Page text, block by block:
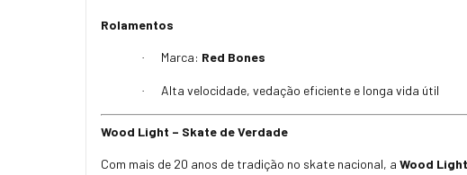
Rolamentos
· Marca: Red Bones
· Alta velocidade, vedação eficiente e longa vida útil
Wood Light – Skate de Verdade
Com mais de 20 anos de tradição no skate nacional, a Wood Light